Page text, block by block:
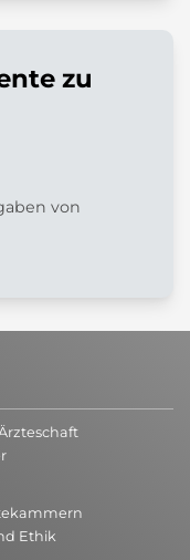
zu
von
Ethik